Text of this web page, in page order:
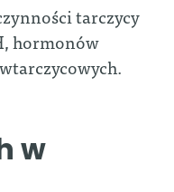
tarczycy
hormonów
w